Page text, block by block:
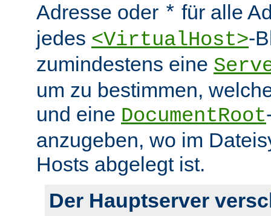
Adresse oder * für alle
jedes <VirtualHost>-
zumindestens eine
um zu bestimmen,
und eine DocumentRoot
anzugeben, wo im
Hosts abgelegt ist.
Der Hauptserver